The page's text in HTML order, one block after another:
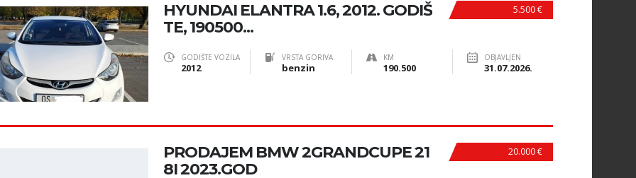
5.500 €
HYUNDAI ELANTRA 1.6, 2012. GODIŠ
TE, 190500...
GODIŠTE VOZILA
2012
VRSTA GORIVA
benzin
KM
190.500
OBJAVLJEN
31.07.2026.
20.000 €
PRODAJEM BMW 2GRANDCUPE 21
8I 2023.GOD